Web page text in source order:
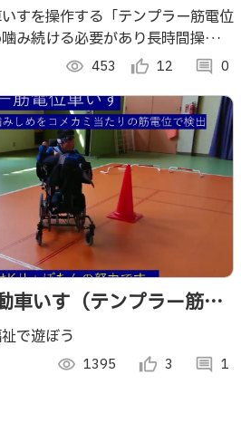
、オート走行＋LiDAR安
すを操作する「テンプラー筋電位
み続ける必要があり長時間操作が
保持と安全停止を導入し、負担を
実現します。
visibility 453 thumb_up_alt 12 comment 0
車いす（テンプラー筋電
で遊ぼう
visibility 1395 thumb_up_alt 3 comment 1